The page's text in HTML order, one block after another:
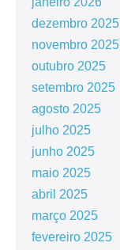
dezembro 2025
novembro 2025
outubro 2025
setembro 2025
agosto 2025
julho 2025
junho 2025
maio 2025
abril 2025
março 2025
fevereiro 2025